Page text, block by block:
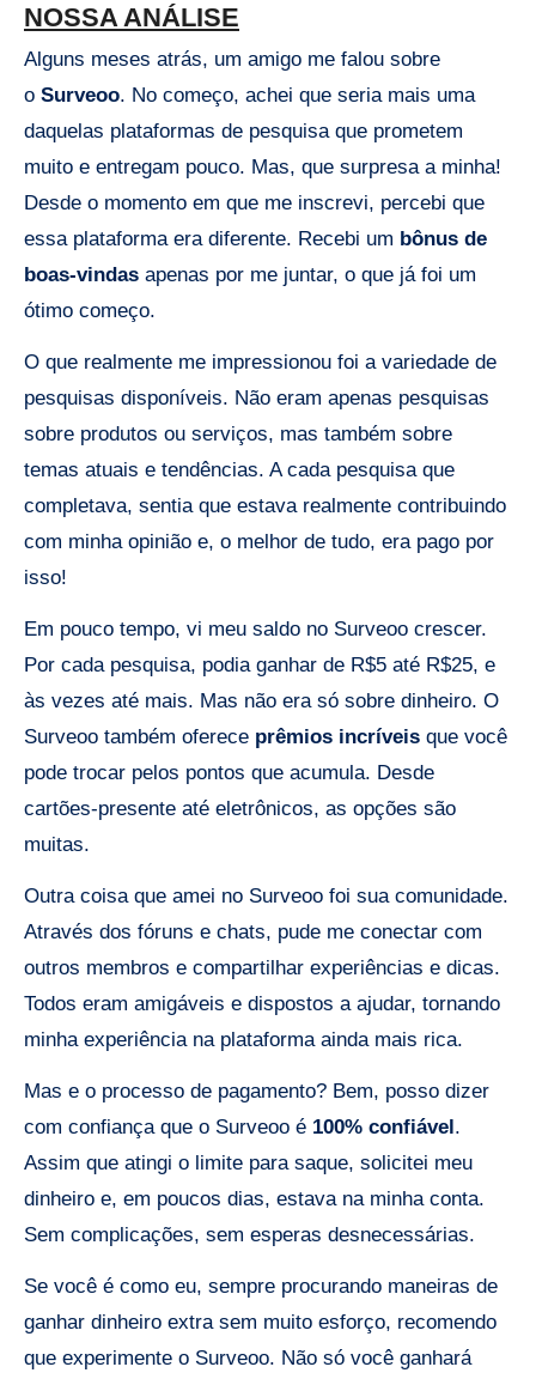
NOSSA ANÁLISE
Alguns meses atrás, um amigo me falou sobre
o Surveoo. No começo, achei que seria mais uma
daquelas plataformas de pesquisa que prometem
muito e entregam pouco. Mas, que surpresa a minha!
Desde o momento em que me inscrevi, percebi que
essa plataforma era diferente. Recebi um bônus de
boas-vindas apenas por me juntar, o que já foi um
ótimo começo.
O que realmente me impressionou foi a variedade de
pesquisas disponíveis. Não eram apenas pesquisas
sobre produtos ou serviços, mas também sobre
temas atuais e tendências. A cada pesquisa que
completava, sentia que estava realmente contribuindo
com minha opinião e, o melhor de tudo, era pago por
isso!
Em pouco tempo, vi meu saldo no Surveoo crescer.
Por cada pesquisa, podia ganhar de R$5 até R$25, e
às vezes até mais. Mas não era só sobre dinheiro. O
Surveoo também oferece prêmios incríveis que você
pode trocar pelos pontos que acumula. Desde
cartões-presente até eletrônicos, as opções são
muitas.
Outra coisa que amei no Surveoo foi sua comunidade.
Através dos fóruns e chats, pude me conectar com
outros membros e compartilhar experiências e dicas.
Todos eram amigáveis e dispostos a ajudar, tornando
minha experiência na plataforma ainda mais rica.
Mas e o processo de pagamento? Bem, posso dizer
com confiança que o Surveoo é 100% confiável .
Assim que atingi o limite para saque, solicitei meu
dinheiro e, em poucos dias, estava na minha conta.
Sem complicações, sem esperas desnecessárias.
Se você é como eu, sempre procurando maneiras de
ganhar dinheiro extra sem muito esforço, recomendo
que experimente o Surveoo. Não só você ganhará